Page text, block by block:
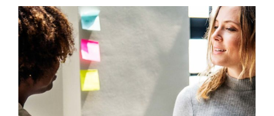
Design
Mono Cube